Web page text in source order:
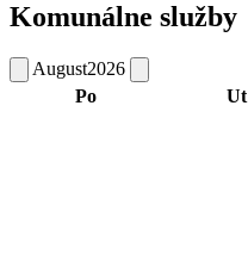
Komunálne služby
August2026
Po
Ut